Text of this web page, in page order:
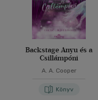
Backstage Anyu és a
Csillámpóni
A. A. Cooper
Könyv